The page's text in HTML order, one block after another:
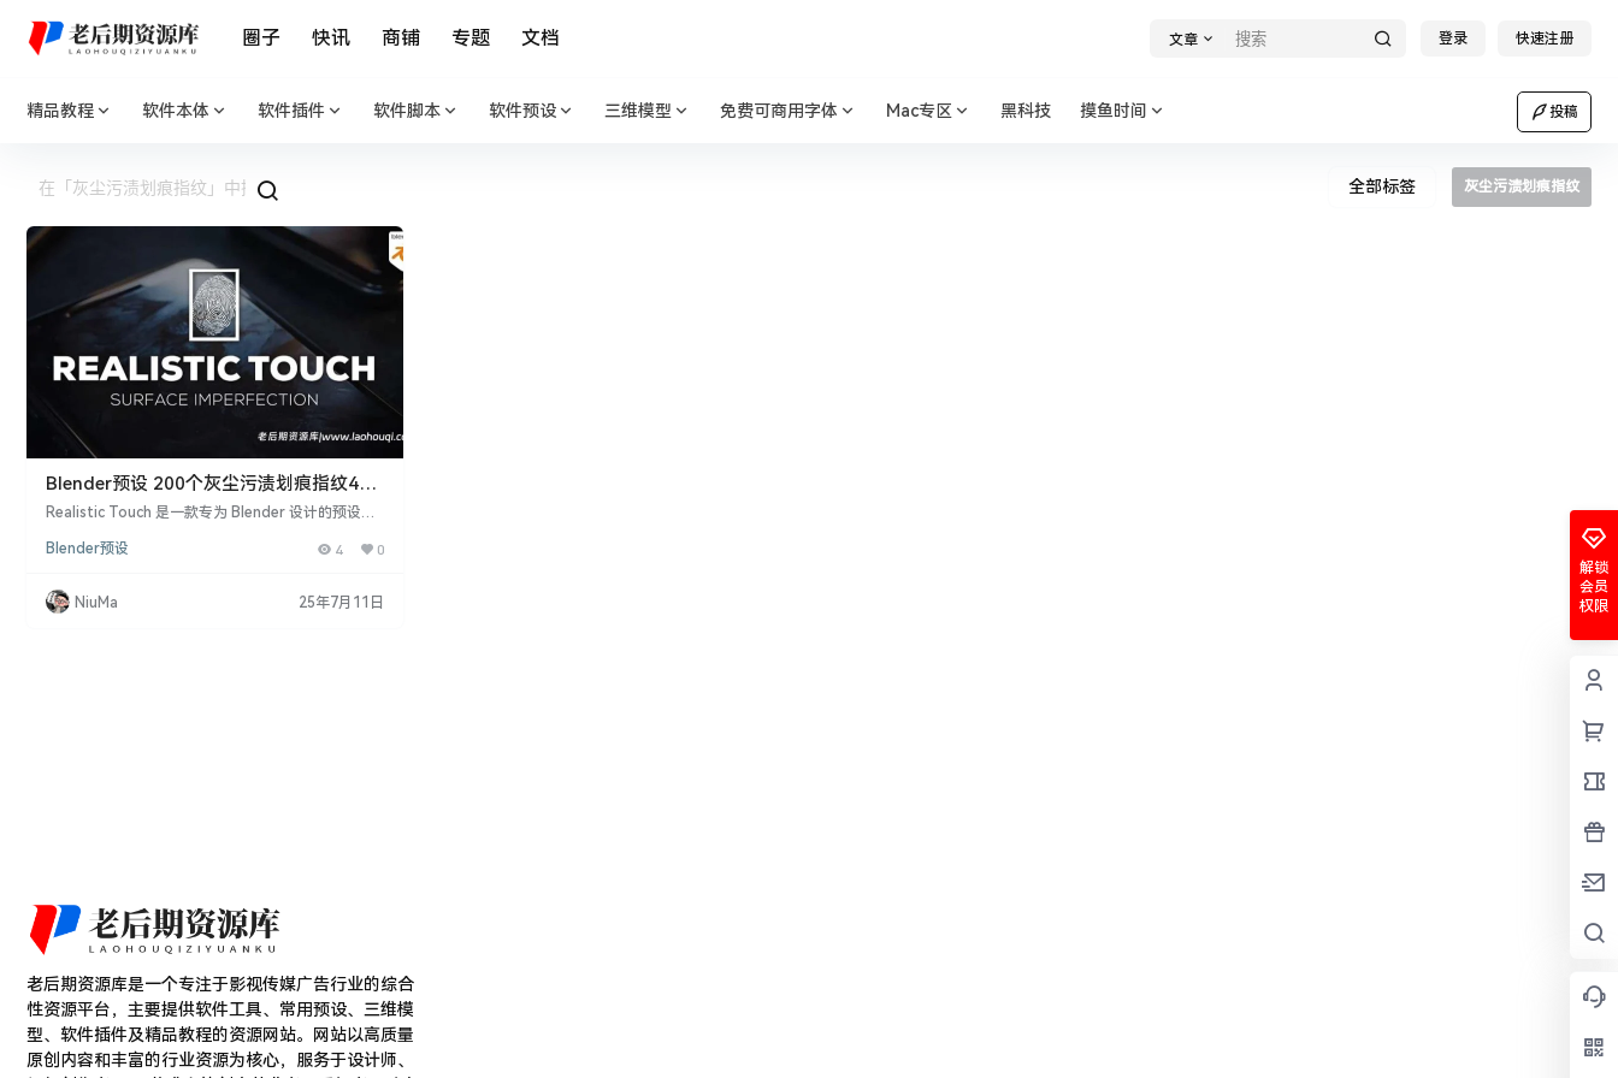
圈子 快讯 商铺 专题 文档 文章 登录 快速注册
精品教程 软件本体 软件插件 软件脚本 软件预设 三维模型 免费可商用字体 Mac专区 黑科技 摸鱼时间 投稿
全部标签 灰尘污渍划痕指纹
Blender预设 200个灰尘污渍划痕指纹4K
无缝贴图纹理预设 Realistic Touch
Realistic Touch 是一款专为 Blender 设计的预设，
尘、污渍、划痕、指纹等 10 多种纹理类型。这些表
添显著的真实感。 主要特点： 丰富的纹理资源： 提
供 10 多种类型的纹理预设，包括指纹、灰尘、污
Blender预设 4 0
NiuMa 25年7月11日
解锁
会员
权限
老后期资源库是一个专注于影视传媒广告行业的综合
性资源平台，主要提供软件工具、常用预设、三维模
型、软件插件及精品教程的资源网站。网站以高质量
原创内容和丰富的行业资源为核心，服务于设计师、